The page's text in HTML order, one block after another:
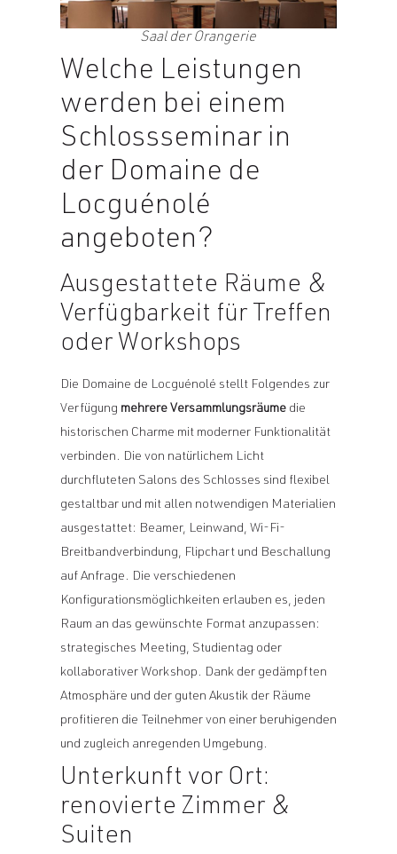
Saal der Orangerie
Welche Leistungen
werden bei einem
Schlossseminar in
der Domaine de
Locguénolé
angeboten?
Ausgestattete Räume &
Verfügbarkeit für Treffen
oder Workshops
Die Domaine de Locguénolé stellt Folgendes zur
Verfügung mehrere Versammlungsräumedie
historischen Charme mit moderner Funktionalität
verbinden. Die von natürlichem Licht
durchfluteten Salons des Schlosses sind flexibel
gestaltbar und mit allen notwendigen Materialien
ausgestattet: Beamer, Leinwand, Wi-Fi-
Breitbandverbindung, Flipchart und Beschallung
auf Anfrage. Die verschiedenen
Konfigurationsmöglichkeiten erlauben es, jeden
Raum an das gewünschte Format anzupassen:
strategisches Meeting, Studientag oder
kollaborativer Workshop. Dank der gedämpften
Atmosphäre und der guten Akustik der Räume
profitieren die Teilnehmer von einer beruhigenden
und zugleich anregenden Umgebung.
Unterkunft vor Ort:
renovierte Zimmer &
Suiten